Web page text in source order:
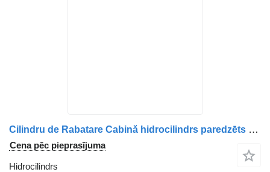
Cilindru de Rabatare Cabină hidrocilindrs paredzēts MAN 81417236123/81417236137/85417236009/85417236029 kravas automašīnas
Cena pēc pieprasījuma
Hidrocilindrs